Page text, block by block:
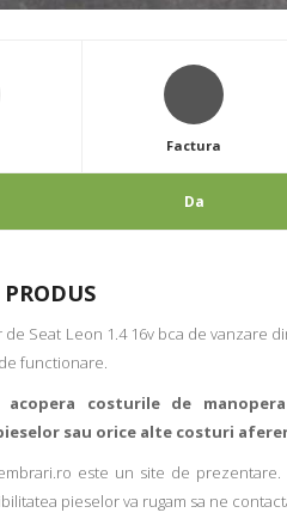
Factura
Da
Seat Leon 1.4 16v bca de vanzare
functionare.
acopera costurile de
sau orice alte costuri
este un site de
pieselor va rugam sa ne